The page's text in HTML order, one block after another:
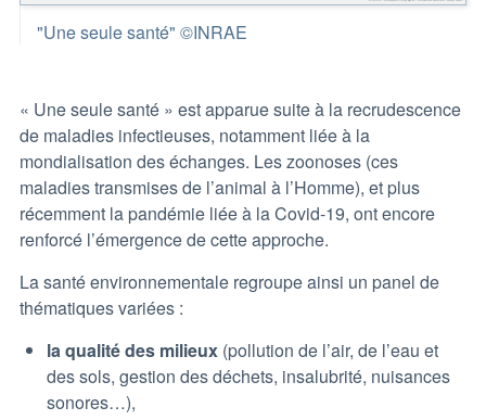
"Une seule santé" ©INRAE
« Une seule santé » est apparue suite à la recrudescence
de maladies infectieuses, notamment liée à la
mondialisation des échanges. Les zoonoses (ces
maladies transmises de l’animal à l’Homme), et plus
récemment la pandémie liée à la Covid-19, ont encore
renforcé l’émergence de cette approche.
La santé environnementale regroupe ainsi un panel de
thématiques variées :
la qualité des milieux(pollution de l’air, de l’eau et
des sols, gestion des déchets, insalubrité, nuisances
sonores…),